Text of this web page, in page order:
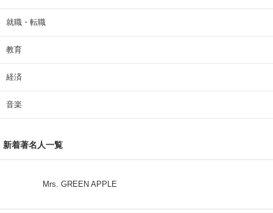
就職・転職
教育
経済
音楽
新着著名人一覧
Mrs. GREEN APPLE